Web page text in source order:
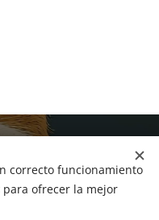
correcto funcionamiento
ofrecer la mejor